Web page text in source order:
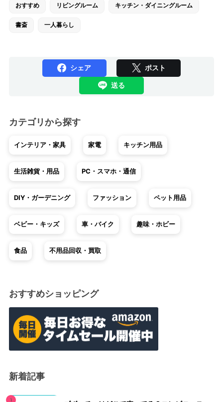
おすすめ リビングルーム キッチン・ダイニングルーム
書斎 一人暮らし
シェア ポスト
送る
カテゴリから探す
インテリア・家具 家電 キッチン用品
生活雑貨・用品 PC・スマホ・通信
DIY・ガーデニング ファッション ペット用品
ベビー・キッズ 車・バイク 趣味・ホビー
食品 不用品回収・買取
おすすめショッピング
新着記事